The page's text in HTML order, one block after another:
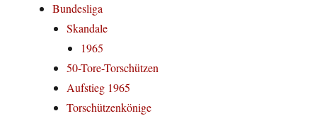
Bundesliga
Skandale
1965
50-Tore-Torschützen
Aufstieg 1965
Torschützenkönige